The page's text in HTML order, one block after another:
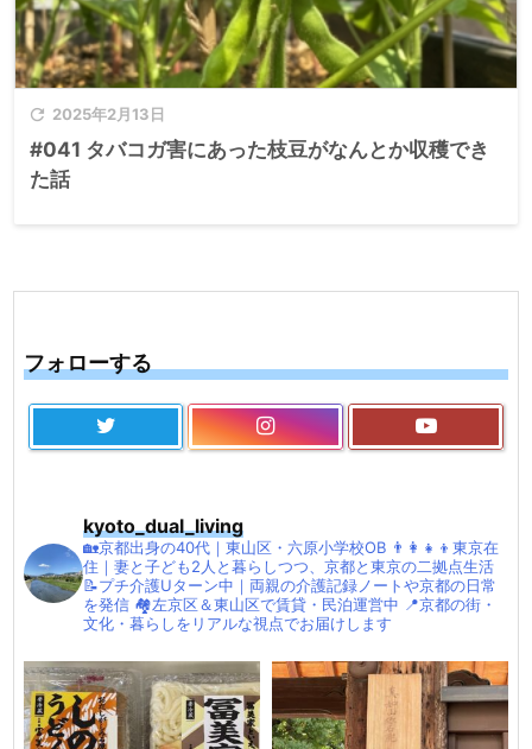
 2025年2月13日
#041 タバコガ害にあった枝豆がなんとか収穫でき
た話
フォローする
kyoto_dual_living
🏡京都出身の40代｜東山区・六原小学校OB 👨‍👩‍👧‍👦東京在
住｜妻と子ども2人と暮らしつつ、京都と東京の二拠点生活
📝プチ介護Uターン中｜両親の介護記録ノートや京都の日常
を発信 🏘左京区＆東山区で賃貸・民泊運営中 📍京都の街・
文化・暮らしをリアルな視点でお届けします